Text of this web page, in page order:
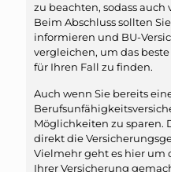
zu beachten, sodass auch
Beim Abschluss sollten
informieren und BU-
vergleichen, um das
für Ihren Fall zu finden.
Auch wenn Sie bereits
Möglichkeiten zu sparen.
direkt die
Vielmehr geht es hier um
Ihrer Versicherung